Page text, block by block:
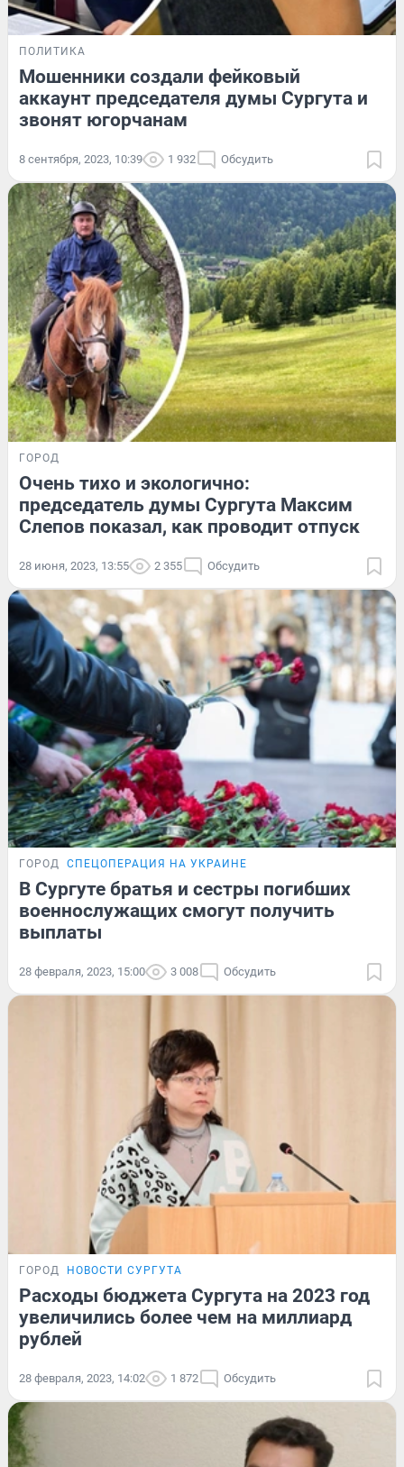
ПОЛИТИКА
Мошенники создали фейковый
аккаунт председателя думы Сургута и
звонят югорчанам
8 сентября, 2023, 10:39 1 932 Обсудить
ГОРОД
Очень тихо и экологично:
председатель думы Сургута Максим
Слепов показал, как проводит отпуск
28 июня, 2023, 13:55 2 355 Обсудить
ГОРОД СПЕЦОПЕРАЦИЯ НА УКРАИНЕ
В Сургуте братья и сестры погибших
военнослужащих смогут получить
выплаты
28 февраля, 2023, 15:00 3 008 Обсудить
ГОРОД НОВОСТИ СУРГУТА
Расходы бюджета Сургута на 2023 год
увеличились более чем на миллиард
рублей
28 февраля, 2023, 14:02 1 872 Обсудить